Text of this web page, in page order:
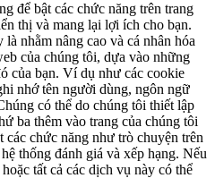
để bật các chức năng trên trang
thị và mang lại lợi ích cho bạn.
nhằm nâng cao và cá nhân hóa
của chúng tôi, dựa vào những
của bạn. Ví dụ như các cookie
nhớ tên người dùng, ngôn ngữ
có thể do chúng tôi thiết lập
ba thêm vào trang của chúng tôi
chức năng như trò chuyện trên
thống đánh giá và xếp hạng. Nếu
tất cả các dịch vụ này có thể